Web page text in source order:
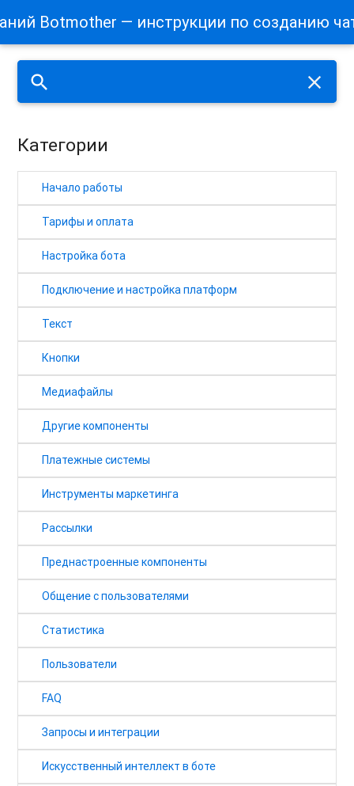
Botmother — инструкции по созданию
search close
Категории
Начало работы
Тарифы и оплата
Настройка бота
Подключение и настройка платформ
Текст
Кнопки
Медиафайлы
Другие компоненты
Платежные системы
Инструменты маркетинга
Рассылки
Преднастроенные компоненты
Общение с пользователями
Статистика
Пользователи
FAQ
Запросы и интеграции
Искусственный интеллект в боте